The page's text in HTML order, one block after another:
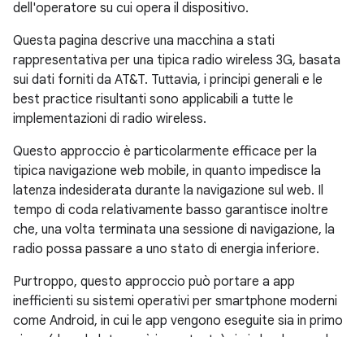
dell'operatore su cui opera il dispositivo.
Questa pagina descrive una macchina a stati
rappresentativa per una tipica radio wireless 3G, basata
sui dati forniti da AT&T. Tuttavia, i principi generali e le
best practice risultanti sono applicabili a tutte le
implementazioni di radio wireless.
Questo approccio è particolarmente efficace per la
tipica navigazione web mobile, in quanto impedisce la
latenza indesiderata durante la navigazione sul web. Il
tempo di coda relativamente basso garantisce inoltre
che, una volta terminata una sessione di navigazione, la
radio possa passare a uno stato di energia inferiore.
Purtroppo, questo approccio può portare a app
inefficienti su sistemi operativi per smartphone moderni
come Android, in cui le app vengono eseguite sia in primo